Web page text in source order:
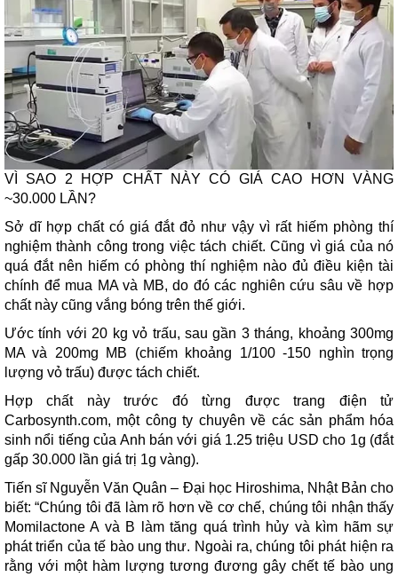
VÌ SAO 2 HỢP CHẤT NÀY CÓ GIÁ CAO HƠN VÀNG
~30.000 LẦN?
Sở dĩ hợp chất có giá đắt đỏ như vậy vì rất hiếm phòng thí
nghiệm thành công trong việc tách chiết. Cũng vì giá của nó
quá đắt nên hiếm có phòng thí nghiệm nào đủ điều kiện tài
chính để mua MA và MB, do đó các nghiên cứu sâu về hợp
chất này cũng vắng bóng trên thế giới.
Ước tính với 20 kg vỏ trấu, sau gần 3 tháng, khoảng 300mg
MA và 200mg MB (chiếm khoảng 1/100 -150 nghìn trọng
lượng vỏ trấu) được tách chiết.
Hợp chất này trước đó từng được trang điện tử
Carbosynth.com, một công ty chuyên về các sản phẩm hóa
sinh nổi tiếng của Anh bán với giá 1.25 triệu USD cho 1g (đắt
gấp 30.000 lần giá trị 1g vàng).
Tiến sĩ Nguyễn Văn Quân – Đại học Hiroshima, Nhật Bản cho
biết: “Chúng tôi đã làm rõ hơn về cơ chế, chúng tôi nhận thấy
Momilactone A và B làm tăng quá trình hủy và kìm hãm sự
phát triển của tế bào ung thư. Ngoài ra, chúng tôi phát hiện ra
rằng với một hàm lượng tương đương gây chết tế bào ung